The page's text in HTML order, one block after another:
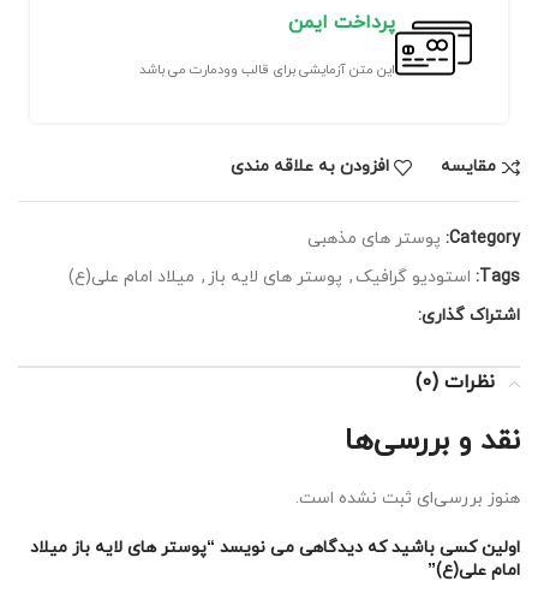
پرداخت ایمن
این متن آزمایشی برای قالب وودمارت می باشد
مقايسه افزودن به علاقه مندی
Category: پوستر های مذهبی
Tags: استودیو گرافیک , پوستر های لایه باز , میلاد امام علی(ع)
اشتراک گذاری:
نظرات (0)
نقد و بررسی‌ها
هنوز بررسی‌ای ثبت نشده است.
اولین کسی باشید که دیدگاهی می نویسد “پوستر های لایه باز میلاد
امام علی(ع)”